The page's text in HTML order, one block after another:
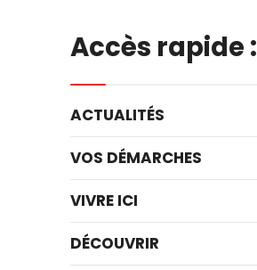
Accès rapide :
ACTUALITÉS
VOS DÉMARCHES
VIVRE ICI
DÉCOUVRIR